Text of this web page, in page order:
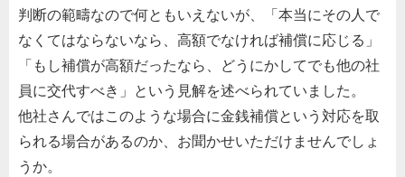
判断の範疇なので何ともいえないが、「本当にその人で
なくてはならないなら、高額でなければ補償に応じる」
「もし補償が高額だったなら、どうにかしてでも他の社
員に交代すべき」という見解を述べられていました。
他社さんではこのような場合に金銭補償という対応を取
られる場合があるのか、お聞かせいただけませんでしょ
うか。